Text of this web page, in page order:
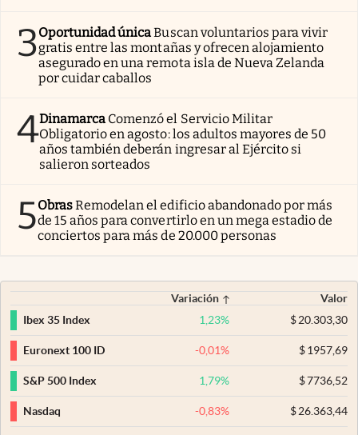
3Oportunidad únicaBuscan voluntarios para vivir
gratis entre las montañas y ofrecen alojamiento
asegurado en una remota isla de Nueva Zelanda
por cuidar caballos
4Dinamarca Comenzó el Servicio Militar
Obligatorio en agosto: los adultos mayores de 50
años también deberán ingresar al Ejército si
salieron sorteados
5ObrasRemodelan el edificio abandonado por más
de 15 años para convertirlo en un mega estadio de
conciertos para más de 20.000 personas
Variación
Valor
Ibex 35 Index
1,23% $20.303,30
Euronext 100 ID -0,01% $1957,69
S&P 500 Index 1,79% $7736,52
Nasdaq -0,83% $26.363,44